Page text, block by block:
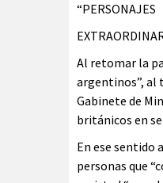
“PERSONAJES
Al retomar la
argentinos”, al
Gabinete de
británicos en
En ese sentido
personas que